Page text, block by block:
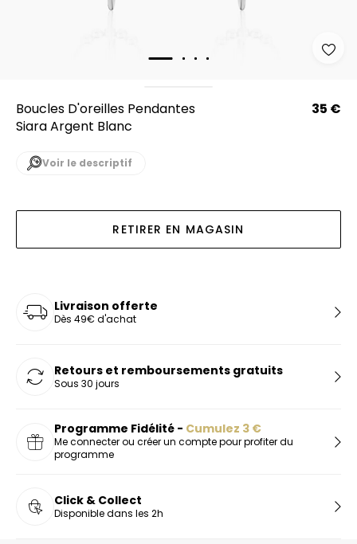
Boucles D'oreilles Pendantes
Siara Argent Blanc
35 €
Voir le descriptif
RETIRER EN MAGASIN
Livraison offerte
Dès 49€ d'achat
Retours et remboursements gratuits
Sous 30 jours
Programme Fidélité - Cumulez 3 €
Me connecter ou créer un compte pour profiter du
programme
Click & Collect
Disponible dans les 2h